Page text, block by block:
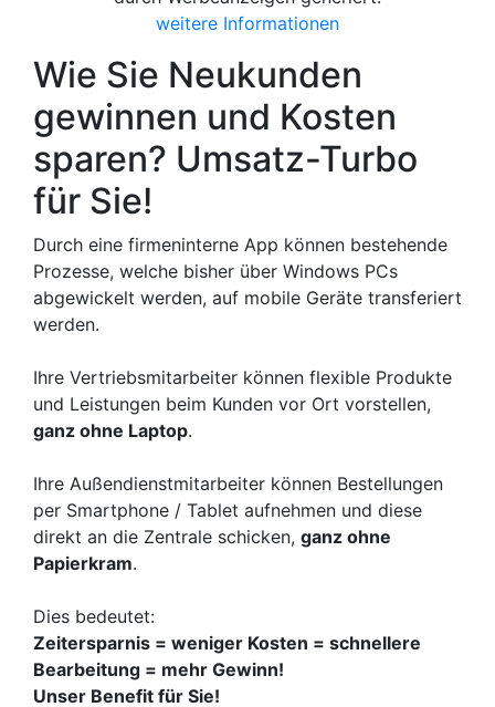
weitere Informationen
Wie Sie Neukunden
gewinnen und Kosten
sparen? Umsatz-Turbo
für Sie!
Durch eine firmeninterne App können bestehende
Prozesse, welche bisher über Windows PCs
abgewickelt werden, auf mobile Geräte transferiert
werden.
Ihre Vertriebsmitarbeiter können flexible Produkte
und Leistungen beim Kunden vor Ort vorstellen,
ganz ohne Laptop.
Ihre Außendienstmitarbeiter können Bestellungen
per Smartphone / Tablet aufnehmen und diese
direkt an die Zentrale schicken, ganz ohne
Papierkram.
Dies bedeutet:
Zeitersparnis = weniger Kosten = schnellere
Bearbeitung = mehr Gewinn!
Unser Benefit für Sie!